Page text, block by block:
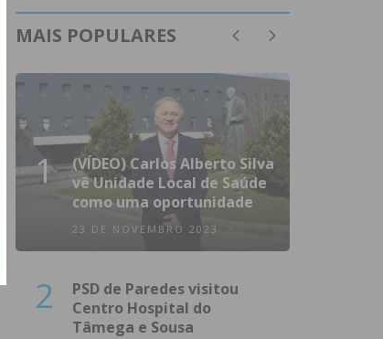
MAIS POPULARES
1
(VÍDEO) Carlos Alberto Silva
vê Unidade Local de Saúde
como uma oportunidade
23 DE NOVEMBRO 2023
2
PSD de Paredes visitou
Centro Hospital do
Tâmega e Sousa